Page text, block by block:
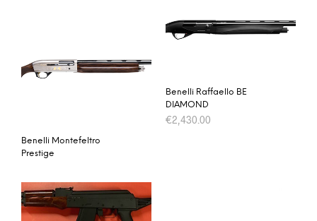
Benelli Montefeltro
Prestige
Benelli Raffaello BE
DIAMOND
€2,430.00